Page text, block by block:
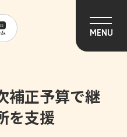
MENU
補正予算で継
を支援